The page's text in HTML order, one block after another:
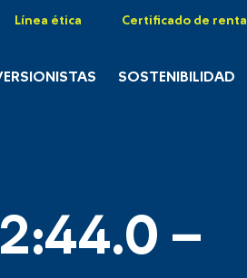
Línea ética Certificado de renta
SOSTENIBILIDAD
–